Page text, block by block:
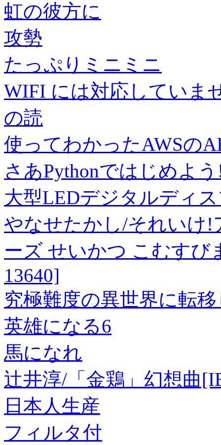
虹の彼方に
攻勢
たっぷりミニミニ
WIFI には対応していま
の読
使ってわかったAWSの
さあPythonではじめよ
大型LEDデジタルディ
やなせたかし/それいけ
ーズ せいかつ こむすび
13640]
究極難度の異世界に転
英雄になる6
馬になれ
辻井淳/「金鶏」幻想曲
日本人生産
フィルタ付